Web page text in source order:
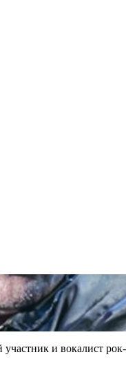
и вокалист